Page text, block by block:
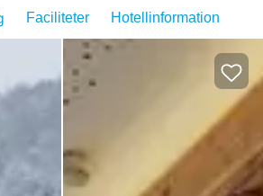
Faciliteter Hotellinformation